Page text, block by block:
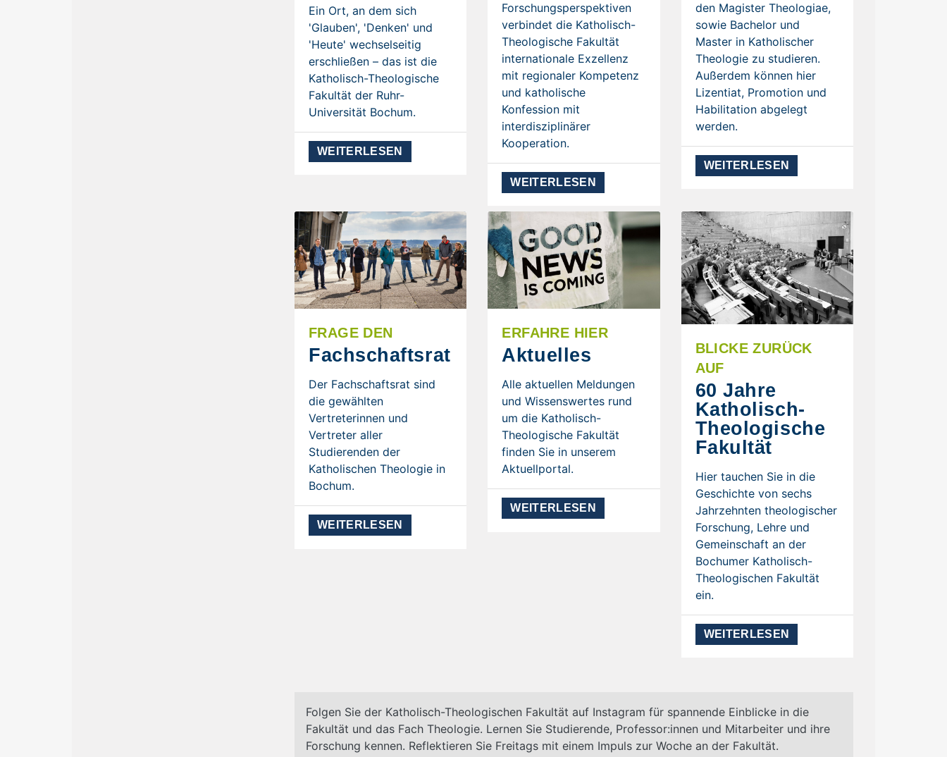
Ein Ort, an dem sich
'Glauben', 'Denken' und
'Heute' wechselseitig
erschließen – das ist die
Katholisch-Theologische
Fakultät der Ruhr-
Universität Bochum.
WEITERLESEN
Forschungsperspektiven
verbindet die Katholisch-
Theologische Fakultät
internationale Exzellenz
mit regionaler Kompetenz
und katholische
Konfession mit
interdisziplinärer
Kooperation.
WEITERLESEN
den Magister Theologiae,
sowie Bachelor und
Master in Katholischer
Theologie zu studieren.
Außerdem können hier
Lizentiat, Promotion und
Habilitation abgelegt
werden.
WEITERLESEN
FRAGE DEN
Fachschaftsrat
Der Fachschaftsrat sind
die gewählten
Vertreterinnen und
Vertreter aller
Studierenden der
Katholischen Theologie in
Bochum.
WEITERLESEN
ERFAHRE HIER
Aktuelles
Alle aktuellen Meldungen
und Wissenswertes rund
um die Katholisch-
Theologische Fakultät
finden Sie in unserem
Aktuellportal.
WEITERLESEN
BLICKE ZURÜCK
AUF
60 Jahre
Katholisch-
Theologische
Fakultät
Hier tauchen Sie in die
Geschichte von sechs
Jahrzehnten theologischer
Forschung, Lehre und
Gemeinschaft an der
Bochumer Katholisch-
Theologischen Fakultät
ein.
WEITERLESEN
Folgen Sie der Katholisch-Theologischen Fakultät auf Instagram für spannende Einblicke in die
Fakultät und das Fach Theologie. Lernen Sie Studierende, Professor:innen und Mitarbeiter und ihre
Forschung kennen. Reflektieren Sie Freitags mit einem Impuls zur Woche an der Fakultät.